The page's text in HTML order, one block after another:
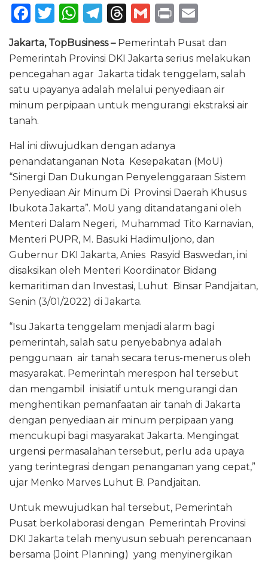
F
c
e
b
o
o
k
T
it
te
r
W
h
a
ts
A
p
T
e
g
ra
m
T
re
a
d
s
G
ai
l
P
n
t
ai
l
Jakarta, TopBusiness –Pemerintah Pusat dan
Pemerintah Provinsi DKI Jakarta serius melakukan
pencegahan agar Jakarta tidak tenggelam, salah
satu upayanya adalah melalui penyediaan air
minum perpipaan untuk mengurangi ekstraksi air
tanah.
Hal ini diwujudkan dengan adanya
penandatanganan Nota Kesepakatan (MoU)
“Sinergi Dan Dukungan Penyelenggaraan Sistem
Penyediaan Air Minum Di Provinsi Daerah Khusus
Ibukota Jakarta”. MoU yang ditandatangani oleh
Menteri Dalam Negeri, Muhammad Tito Karnavian,
Menteri PUPR, M. Basuki Hadimuljono, dan
Gubernur DKI Jakarta, Anies Rasyid Baswedan, ini
disaksikan oleh Menteri Koordinator Bidang
kemaritiman dan Investasi, Luhut Binsar Pandjaitan,
Senin (3/01/2022) di Jakarta.
“Isu Jakarta tenggelam menjadi alarm bagi
pemerintah, salah satu penyebabnya adalah
penggunaan air tanah secara terus-menerus oleh
masyarakat. Pemerintah merespon hal tersebut
dan mengambil inisiatif untuk mengurangi dan
menghentikan pemanfaatan air tanah di Jakarta
dengan penyediaan air minum perpipaan yang
mencukupi bagi masyarakat Jakarta. Mengingat
urgensi permasalahan tersebut, perlu ada upaya
yang terintegrasi dengan penanganan yang cepat,”
ujar Menko Marves Luhut B. Pandjaitan.
Untuk mewujudkan hal tersebut, Pemerintah
Pusat berkolaborasi dengan Pemerintah Provinsi
DKI Jakarta telah menyusun sebuah perencanaan
bersama (Joint Planning) yang menyinergikan